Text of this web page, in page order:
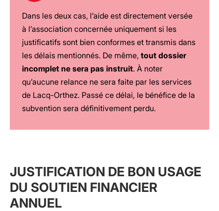
Dans les deux cas, l’aide est directement versée
à l’association concernée uniquement si les
justificatifs sont bien conformes et transmis dans
les délais mentionnés. De même, tout dossier
incomplet ne sera pas instruit. À noter
qu’aucune relance ne sera faite par les services
de Lacq-Orthez. Passé ce délai, le bénéfice de la
subvention sera définitivement perdu.
JUSTIFICATION DE BON USAGE
DU SOUTIEN FINANCIER
ANNUEL